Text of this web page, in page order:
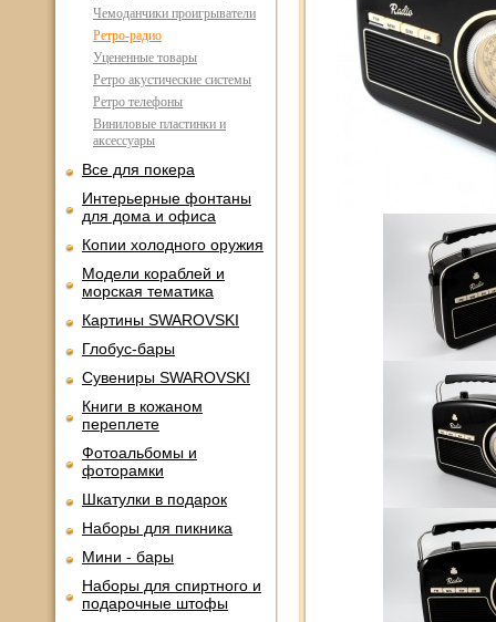
Чемоданчики проигрыватели
Ретро-радио
Уцененные товары
Ретро акустические системы
Ретро телефоны
Виниловые пластинки и
аксессуары
Все для покера
Интерьерные фонтаны
для дома и офиса
Копии холодного оружия
Модели кораблей и
морская тематика
Картины SWAROVSKI
Глобус-бары
Сувениры SWAROVSKI
Книги в кожаном
переплете
Фотоальбомы и
фоторамки
Шкатулки в подарок
Наборы для пикника
Мини - бары
Наборы для спиртного и
подарочные штофы